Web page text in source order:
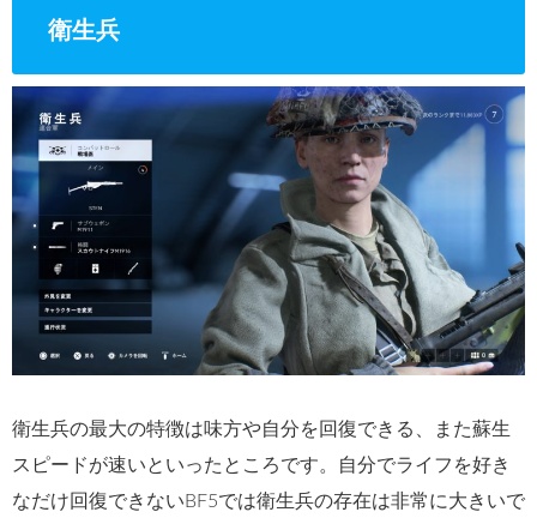
衛生兵
衛生兵の最大の特徴は味方や自分を回復できる、また蘇生
スピードが速いといったところです。自分でライフを好き
なだけ回復できないBF5では衛生兵の存在は非常に大きいで